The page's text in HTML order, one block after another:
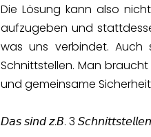
Die Lösung kann also
aufzugeben und
was uns verbindet. Auch
Schnittstellen. Man
und gemeinsame
𝘋𝘢𝘴 𝘴𝘪𝘯𝘥 𝘻.𝘉. 3